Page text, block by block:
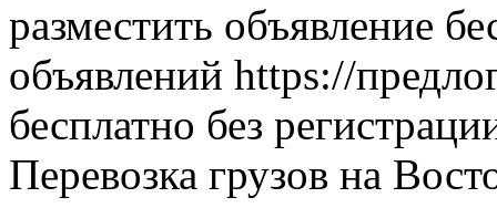
разместить объявление
объявлений https://
бесплатно без
Перевозка грузов на